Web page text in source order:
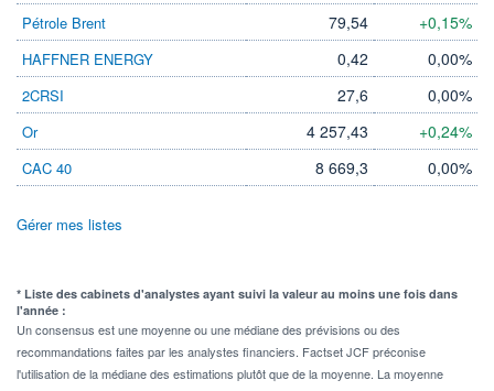
Pétrole Brent 79,54 +0,15%
HAFFNER ENERGY 0,42 0,00%
2CRSI 27,6 0,00%
Or 4 257,43 +0,24%
CAC 40 8 669,3 0,00%
Gérer mes listes
* Liste des cabinets d'analystes ayant suivi la valeur au moins une fois dans
l'année :
Un consensus est une moyenne ou une médiane des prévisions ou des
recommandations faites par les analystes financiers. Factset JCF préconise
l'utilisation de la médiane des estimations plutôt que de la moyenne. La moyenne